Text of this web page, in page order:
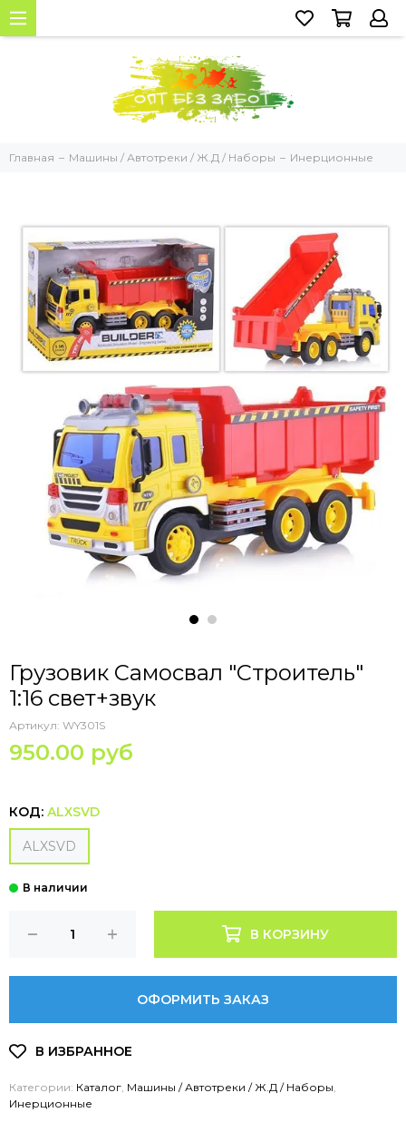
Главная Машины / Автотреки / Ж.Д / Наборы Инерционные
Грузовик Самосвал "Строитель"
1:16 свет+звук
Артикул: WY301S
950.00 руб
КОД: ALXSVD
ALXSVD
В КОРЗИНУ
ОФОРМИТЬ ЗАКАЗ
Категории: Каталог Машины / Автотреки / Ж.Д / Наборы
Инерционные